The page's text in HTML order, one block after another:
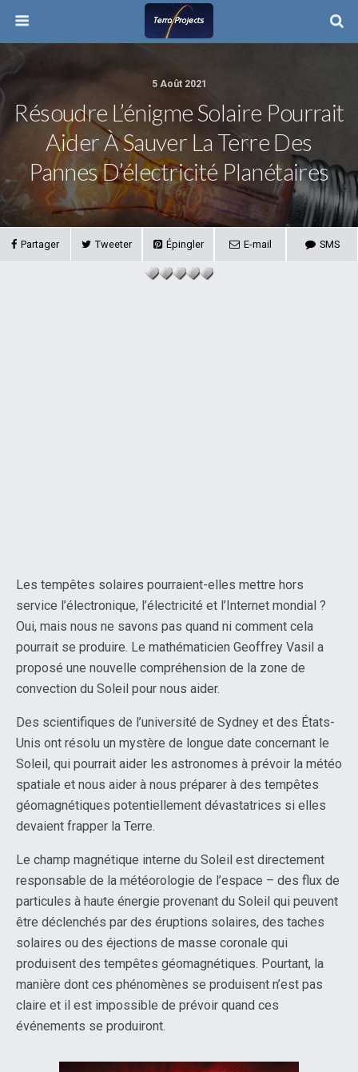
5 Août 2021
Résoudre L’énigme Solaire Pourrait
Aider À Sauver La Terre Des
Pannes D’électricité Planétaires
Partager Tweeter Épingler E-mail SMS
Les tempêtes solaires pourraient-elles mettre hors
service l’électronique, l’électricité et l’Internet mondial ?
Oui, mais nous ne savons pas quand ni comment cela
pourrait se produire. Le mathématicien Geoffrey Vasil a
proposé une nouvelle compréhension de la zone de
convection du Soleil pour nous aider.
Des scientifiques de l’université de Sydney et des États-
Unis ont résolu un mystère de longue date concernant le
Soleil, qui pourrait aider les astronomes à prévoir la météo
spatiale et nous aider à nous préparer à des tempêtes
géomagnétiques potentiellement dévastatrices si elles
devaient frapper la Terre.
Le champ magnétique interne du Soleil est directement
responsable de la météorologie de l’espace – des flux de
particules à haute énergie provenant du Soleil qui peuvent
être déclenchés par des éruptions solaires, des taches
solaires ou des éjections de masse coronale qui
produisent des tempêtes géomagnétiques. Pourtant, la
manière dont ces phénomènes se produisent n’est pas
claire et il est impossible de prévoir quand ces
événements se produiront.